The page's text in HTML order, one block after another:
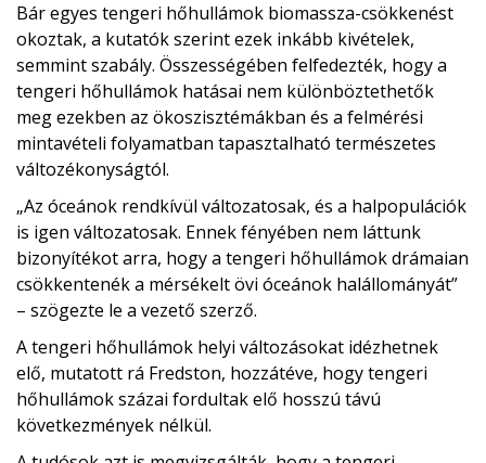
Bár egyes tengeri hőhullámok biomassza-csökkenést
okoztak, a kutatók szerint ezek inkább kivételek,
semmint szabály. Összességében felfedezték, hogy a
tengeri hőhullámok hatásai nem különböztethetők
meg ezekben az ökoszisztémákban és a felmérési
mintavételi folyamatban tapasztalható természetes
változékonyságtól.
„Az óceánok rendkívül változatosak, és a halpopulációk
is igen változatosak. Ennek fényében nem láttunk
bizonyítékot arra, hogy a tengeri hőhullámok drámaian
csökkentenék a mérsékelt övi óceánok halállományát”
– szögezte le a vezető szerző.
A tengeri hőhullámok helyi változásokat idézhetnek
elő, mutatott rá Fredston, hozzátéve, hogy tengeri
hőhullámok százai fordultak elő hosszú távú
következmények nélkül.